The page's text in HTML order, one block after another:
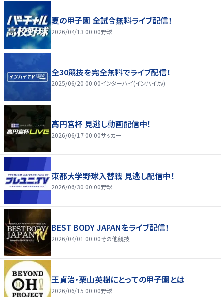
夏の甲子園 全試合無料ライブ配信！
2026/04/13 00:00野球
全30競技を完全無料でライブ配信！
2025/06/20 00:00インターハイ(インハイ.tv)
高円宮杯 見逃し動画配信中！
2026/06/17 00:00サッカー
東都大学野球入替戦 見逃し配信中！
2026/06/30 00:00野球
BEST BODY JAPANをライブ配信！
2026/04/01 00:00その他競技
王貞治・栗山英樹にとっての甲子園とは
2026/06/15 00:00野球